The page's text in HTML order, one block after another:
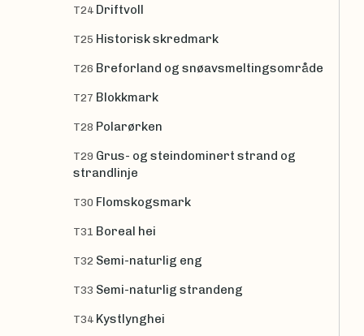
T24 Driftvoll
T25 Historisk skredmark
T26 Breforland og snøavsmeltingsområde
T27 Blokkmark
T28 Polarørken
T29 Grus- og steindominert strand og
strandlinje
T30 Flomskogsmark
T31 Boreal hei
T32 Semi-naturlig eng
T33 Semi-naturlig strandeng
T34 Kystlynghei